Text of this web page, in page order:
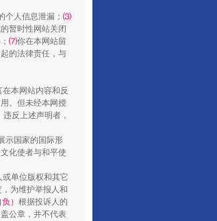
个人信息泄漏； ⑶
暂时性网站关闭
⑺你在本网站留
的法律责任，与
本网站内容和反
。但未经本网授
反上述声明者，
示国家的国际形
化使者与和平使
单位版权和其它
为维护举报人和
） 根据投诉人的
公章，并不代表